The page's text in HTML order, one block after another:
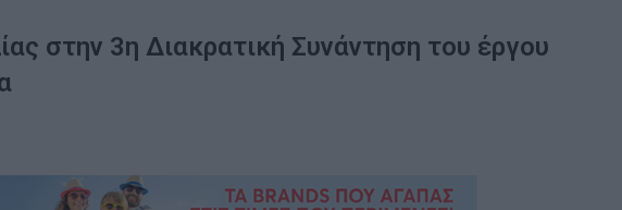
στην 3η Διακρατική Συνάντηση του έργου